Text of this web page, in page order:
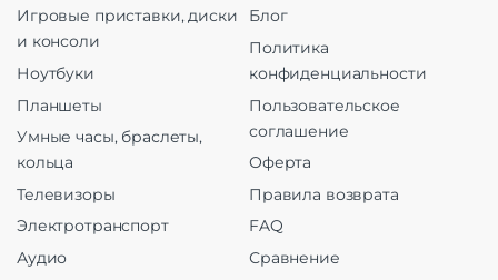
Игровые приставки, диски
и консоли
Ноутбуки
Планшеты
Умные часы, браслеты,
кольца
Телевизоры
Электротранспорт
Аудио
Блог
Политика
конфиденциальности
Пользовательское
соглашение
Оферта
Правила возврата
FAQ
Сравнение